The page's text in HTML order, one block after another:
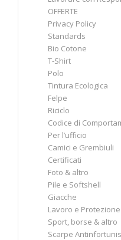
OFFERTE
Privacy Policy
Standards
Bio Cotone
T-Shirt
Polo
Tintura Ecologica
Felpe
Riciclo
Codice di
Per l’ufficio
Camici e Grembiuli
Certificati
Foto & altro
Pile e Softshell
Giacche
Lavoro e Protezione
Sport, borse & altro
Scarpe